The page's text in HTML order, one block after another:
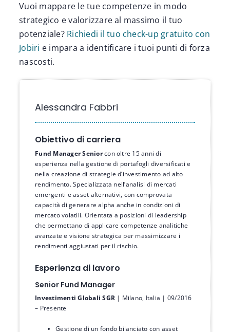
Vuoi mappare le tue competenze in modo
strategico e valorizzare al massimo il tuo
potenziale? Richiedi il tuo check-up gratuito con
Jobiri e impara a identificare i tuoi punti di forza
nascosti.
Alessandra Fabbri
Obiettivo di carriera
Fund Manager Seniorcon oltre 15 anni di
esperienza nella gestione di portafogli diversificati e
nella creazione di strategie d’investimento ad alto
rendimento. Specializzata nell’analisi di mercati
emergenti e asset alternativi, con comprovata
capacità di generare alpha anche in condizioni di
mercato volatili. Orientata a posizioni di leadership
che permettano di applicare competenze analitiche
avanzate e visione strategica per massimizzare i
rendimenti aggiustati per il rischio.
Esperienza di lavoro
Senior Fund Manager
Investimenti Globali SGR | Milano, Italia | 09/2016
– Presente
Gestione di un fondo bilanciato con asset